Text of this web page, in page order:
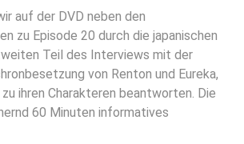
auf der DVD neben den
zu Episode 20 durch die japanischen
Teil des Interviews mit der
von Renton und Eureka,
ihren Charakteren beantworten. Die
60 Minuten informatives